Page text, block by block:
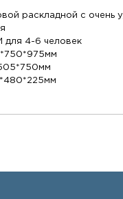
раскладной с очень
4-6 человек